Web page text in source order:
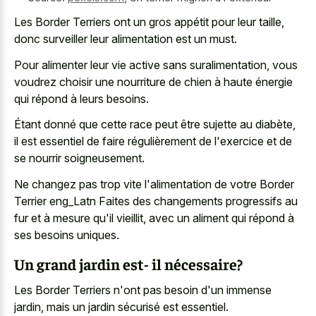
Les Border Terriers ont un gros appétit pour leur taille,
donc surveiller leur alimentation est un must.
Pour alimenter leur vie active sans suralimentation, vous
voudrez choisir une nourriture de chien à haute énergie
qui répond à leurs besoins.
Étant donné que cette race peut être sujette au diabète,
il est essentiel de faire régulièrement de l'exercice et de
se nourrir soigneusement.
Ne changez pas trop vite l'alimentation de votre Border
Terrier eng_Latn Faites des changements progressifs au
fur et à mesure qu'il vieillit, avec un aliment qui répond à
ses besoins uniques.
Un grand jardin est- il nécessaire?
Les Border Terriers n'ont pas besoin d'un immense
jardin, mais un jardin sécurisé est essentiel.